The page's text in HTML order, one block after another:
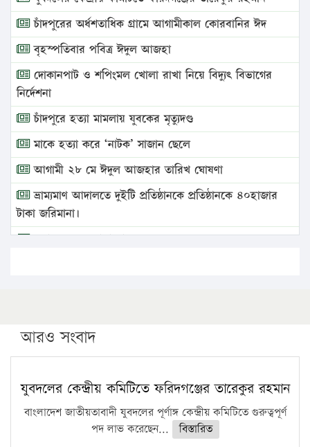
চাঁদপুরের অর্ধশতাধিক গ্রামে আগামীকাল কোরবানির ঈদ
বৃহস্পতিবার পবিত্র ঈদুল আজহা
দোকানপাট ও শপিংমল খোলা রাখা নিয়ে বিদ্যুৎ বিভাগের
নির্দেশনা
চাঁদপুরে হত্যা মামলায় যুবকের মৃত্যুদণ্ড
মাকে হত্যা করে ‘নাটক’ সাজান ছেলে
আগামী ২৮ মে ঈদুল আজহার তারিখ ঘোষণা
ভ্রাম্যমাণ আদালতে দুইটি প্রতিষ্ঠানকে প্রতিষ্ঠানকে ৪০হাজার
টাকা জরিমানা।
এবার লঞ্চের ভাড়া বাড়ল
পিএইচডি করছেন কুয়েটের কৃতি…
সারা দেশে বজ্রাঘাতে ১৪ জনের প্রাণহানি
কঠোর হচ্ছে এসএসসি ও এইচএসসি পরীক্ষা
ফরিদগঞ্জে আগুনে পুড়লো ৬ ব্যবসা প্রতিষ্ঠান
আরও সংবাদ
যুবদলের কেন্দ্রীয় কমিটিতে ফরিদগঞ্জের তারেকুর রহমান
বাংলাদেশ জাতীয়তাবাদী যুবদলের পূর্ণাঙ্গ কেন্দ্রীয় কমিটিতে গুরুত্বপূর্ণ
পদ লাভ করেছেন...
বিস্তারিত